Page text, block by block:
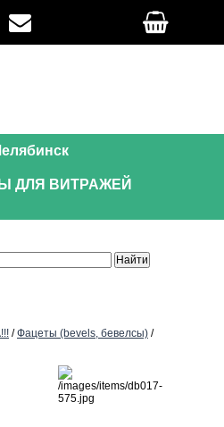
ДЛЯ ВИТРАЖЕЙ
/Фацеты (bevels, бевелсы) /